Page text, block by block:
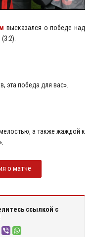
высказался о победе над
эта победа для вас».
а также жаждой к
о матче
ссылкой с